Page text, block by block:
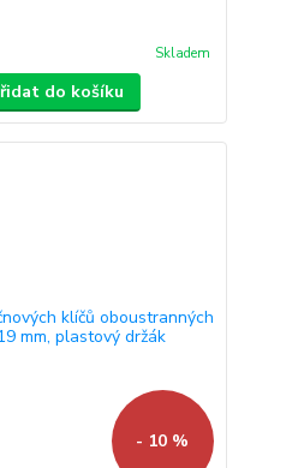
Skladem
do košíku
- 10 %